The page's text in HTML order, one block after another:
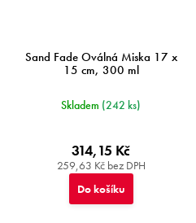
Sand Fade Oválná Miska 17 x
15 cm, 300 ml
Skladem (242 ks)
259,63 Kč bez DPH
314,15 Kč
Do košíku